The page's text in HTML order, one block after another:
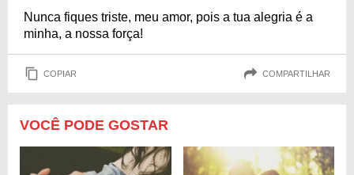
Nunca fiques triste, meu amor, pois a tua alegria é a
minha, a nossa força!
COPIAR COMPARTILHAR
VOCÊ PODE GOSTAR